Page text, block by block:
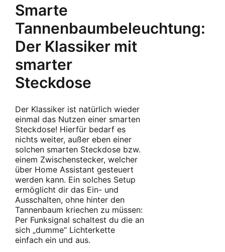
Smarte
Tannenbaumbeleuchtung:
Der Klassiker mit
smarter
Steckdose
Der Klassiker ist natürlich wieder
einmal das Nutzen einer smarten
Steckdose! Hierfür bedarf es
nichts weiter, außer eben einer
solchen smarten Steckdose bzw.
einem Zwischenstecker, welcher
über Home Assistant gesteuert
werden kann. Ein solches Setup
ermöglicht dir das Ein- und
Ausschalten, ohne hinter den
Tannenbaum kriechen zu müssen:
Per Funksignal schaltest du die an
sich „dumme“ Lichterkette
einfach ein und aus.